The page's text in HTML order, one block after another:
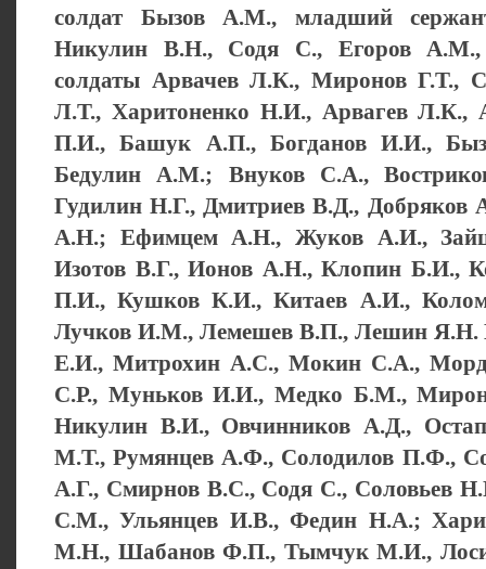
солдат Бызов А.М., младший
Никулин В.Н., Содя С., Егоров А.М.,
солдаты Арвачев Л.К., Миронов Г.Т.,
Л.Т., Харитоненко Н.И., Арвагев Л.К.,
П.И., Башук А.П., Богданов И.И.,
Бедулин А.М.; Внуков С.А.,
Гудилин Н.Г., Дмитриев В.Д., Добряков
А.Н.; Ефимцем А.Н., Жуков А.И.,
Изотов В.Г., Ионов А.Н., Клопин Б.И.,
П.И., Кушков К.И., Китаев А.И.,
Лучков И.М., Лемешев В.П., Лешин Я.Н.
Е.И., Митрохин А.С., Мокин С.А.,
С.Р., Муньков И.И., Медко Б.М.,
Никулин В.И., Овчинников А.Д.,
М.Т., Румянцев А.Ф., Солодилов П.Ф.,
А.Г., Смирнов В.С., Содя С., Соловьев
С.М., Ульянцев И.В., Федин Н.А.;
М.Н., Шабанов Ф.П., Тымчук М.И.,